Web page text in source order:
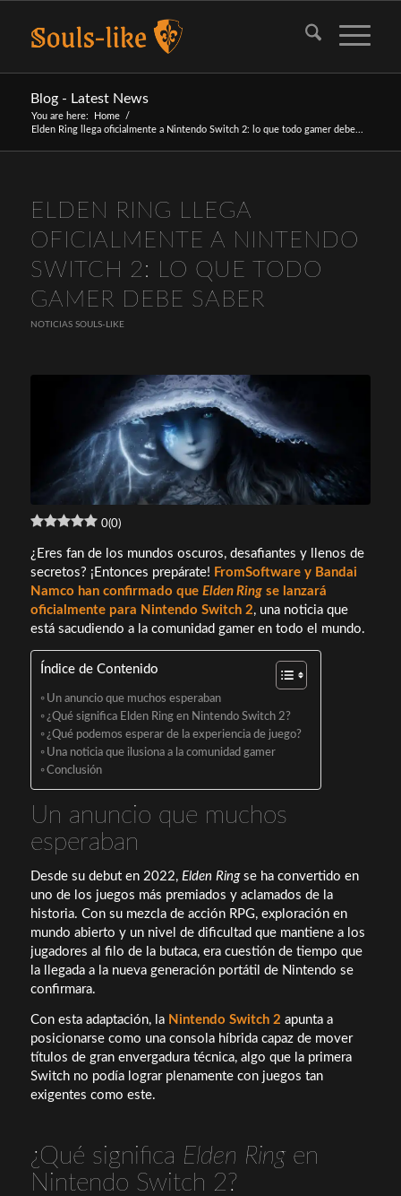
Blog - Latest News
You are here: Home
/
Elden Ring llega oficialmente a Nintendo Switch 2: lo que todo gamer debe...
ELDEN RING LLEGA
OFICIALMENTE A NINTENDO
SWITCH 2: LO QUE TODO
GAMER DEBE SABER
NOTICIAS SOULS-LIKE
0(0)
¿Eres fan de los mundos oscuros, desafiantes y llenos de
secretos? ¡Entonces prepárate! FromSoftware y Bandai
Namco han confirmado que Elden Ringse lanzará
oficialmente para Nintendo Switch 2, una noticia que
está sacudiendo a la comunidad gamer en todo el mundo.
Índice de Contenido
Un anuncio que muchos esperaban
¿Qué significa Elden Ring en Nintendo Switch 2?
¿Qué podemos esperar de la experiencia de juego?
Una noticia que ilusiona a la comunidad gamer
Conclusión
Un anuncio que muchos
esperaban
Desde su debut en 2022, Elden Ringse ha convertido en
uno de los juegos más premiados y aclamados de la
historia. Con su mezcla de acción RPG, exploración en
mundo abierto y un nivel de dificultad que mantiene a los
jugadores al filo de la butaca, era cuestión de tiempo que
la llegada a la nueva generación portátil de Nintendo se
confirmara.
Con esta adaptación, la Nintendo Switch 2 apunta a
posicionarse como una consola híbrida capaz de mover
títulos de gran envergadura técnica, algo que la primera
Switch no podía lograr plenamente con juegos tan
exigentes como este.
¿Qué significa Elden Ringen
Nintendo Switch 2?